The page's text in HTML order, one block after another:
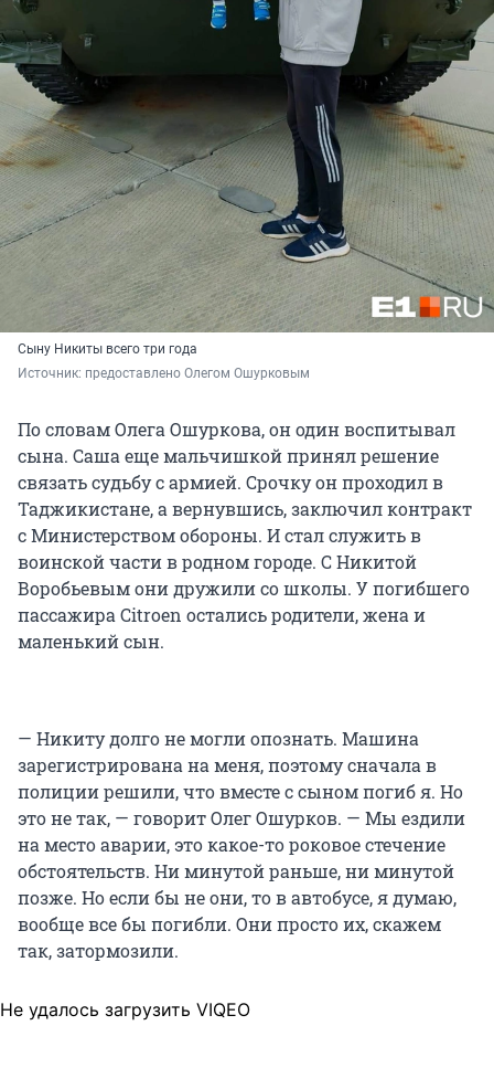
Сыну Никиты всего три года
Источник: предоставлено Олегом Ошурковым
По словам Олега Ошуркова, он один воспитывал
сына. Саша еще мальчишкой принял решение
связать судьбу с армией. Срочку он проходил в
Таджикистане, а вернувшись, заключил контракт
с Министерством обороны. И стал служить в
воинской части в родном городе. С Никитой
Воробьевым они дружили со школы. У погибшего
пассажира Citroen остались родители, жена и
маленький сын.
— Никиту долго не могли опознать. Машина
зарегистрирована на меня, поэтому сначала в
полиции решили, что вместе с сыном погиб я. Но
это не так, — говорит Олег Ошурков. — Мы ездили
на место аварии, это какое-то роковое стечение
обстоятельств. Ни минутой раньше, ни минутой
позже. Но если бы не они, то в автобусе, я думаю,
вообще все бы погибли. Они просто их, скажем
так, затормозили.
Не удалось загрузить VIQEO